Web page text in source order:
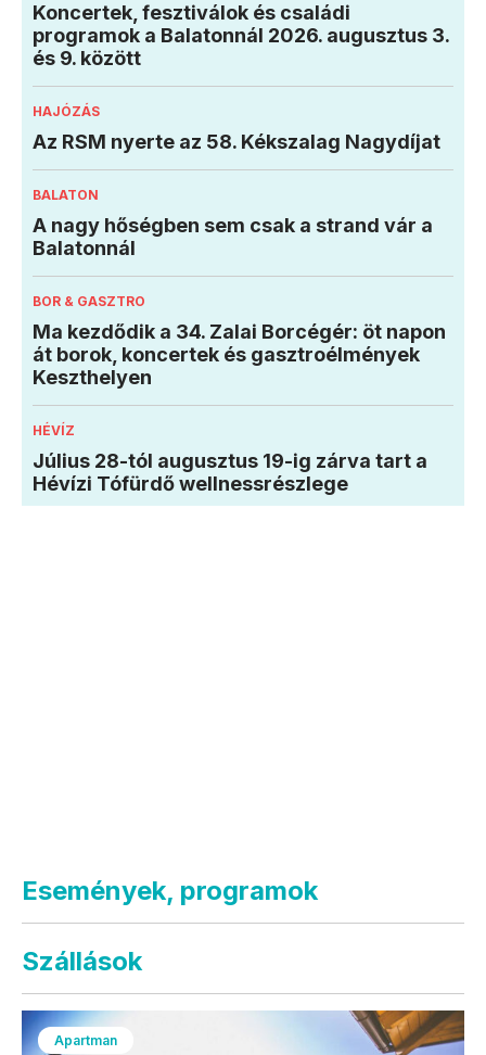
Koncertek, fesztiválok és családi
programok a Balatonnál 2026. augusztus 3.
és 9. között
HAJÓZÁS
Az RSM nyerte az 58. Kékszalag Nagydíjat
BALATON
A nagy hőségben sem csak a strand vár a
Balatonnál
BOR & GASZTRO
Ma kezdődik a 34. Zalai Borcégér: öt napon
át borok, koncertek és gasztroélmények
Keszthelyen
HÉVÍZ
Július 28-tól augusztus 19-ig zárva tart a
Hévízi Tófürdő wellnessrészlege
Események, programok
Szállások
Apartman